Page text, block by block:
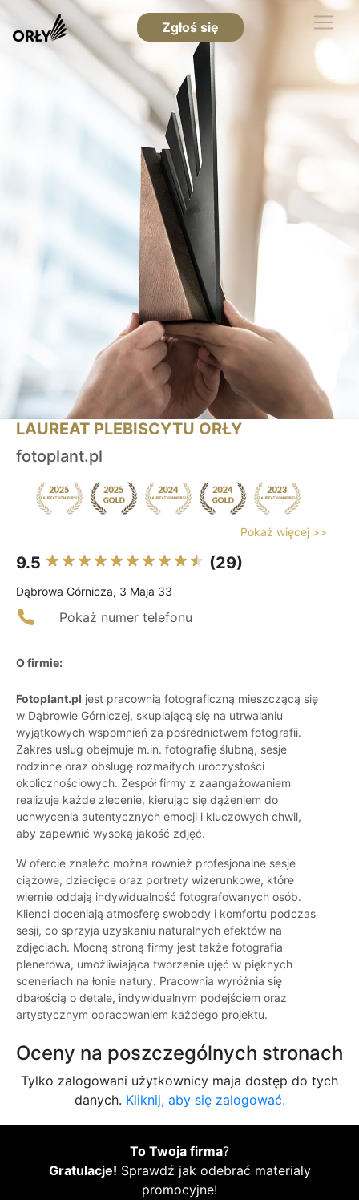
Zgłoś się
LAUREAT PLEBISCYTU ORŁY
fotoplant.pl
Pokaż więcej >>
9.5 (29)
Dąbrowa Górnicza, 3 Maja 33
Pokaż numer telefonu
O firmie:
Fotoplant.pl jest pracownią fotograficzną mieszczącą się
w Dąbrowie Górniczej, skupiającą się na utrwalaniu
wyjątkowych wspomnień za pośrednictwem fotografii.
Zakres usług obejmuje m.in. fotografię ślubną, sesje
rodzinne oraz obsługę rozmaitych uroczystości
okolicznościowych. Zespół firmy z zaangażowaniem
realizuje każde zlecenie, kierując się dążeniem do
uchwycenia autentycznych emocji i kluczowych chwil,
aby zapewnić wysoką jakość zdjęć.
W ofercie znaleźć można również profesjonalne sesje
ciążowe, dziecięce oraz portrety wizerunkowe, które
wiernie oddają indywidualność fotografowanych osób.
Klienci doceniają atmosferę swobody i komfortu podczas
sesji, co sprzyja uzyskaniu naturalnych efektów na
zdjęciach. Mocną stroną firmy jest także fotografia
plenerowa, umożliwiająca tworzenie ujęć w pięknych
sceneriach na łonie natury. Pracownia wyróżnia się
dbałością o detale, indywidualnym podejściem oraz
artystycznym opracowaniem każdego projektu.
Oceny na poszczególnych stronach
Tylko zalogowani użytkownicy maja dostęp do tych
danych. Kliknij, aby się zalogować.
To Twoja firma?
Gratulacje! Sprawdź jak odebrać materiały
promocyjne!